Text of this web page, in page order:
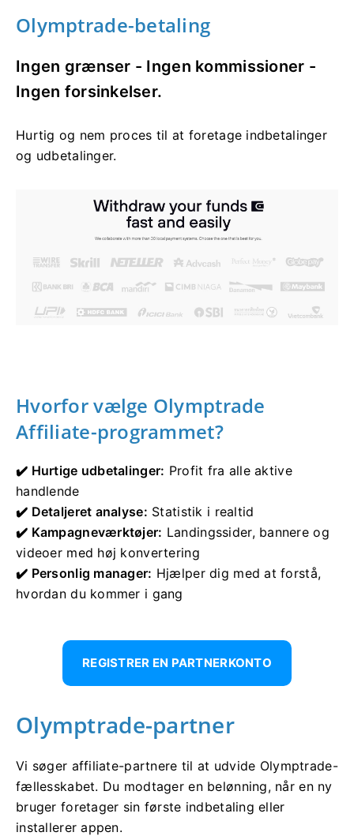
Olymptrade-betaling
Ingen grænser - Ingen kommissioner -
Ingen forsinkelser.
Hurtig og nem proces til at foretage indbetalinger
og udbetalinger.
Hvorfor vælge Olymptrade
Affiliate-programmet?
✔️ Hurtige udbetalinger: Profit fra alle aktive
handlende
✔️ Detaljeret analyse: Statistik i realtid
✔️ Kampagneværktøjer: Landingssider, bannere og
videoer med høj konvertering
✔️ Personlig manager: Hjælper dig med at forstå,
hvordan du kommer i gang
REGISTRER EN PARTNERKONTO
Olymptrade-partner
Vi søger affiliate-partnere til at udvide Olymptrade-
fællesskabet. Du modtager en belønning, når en ny
bruger foretager sin første indbetaling eller
installerer appen.